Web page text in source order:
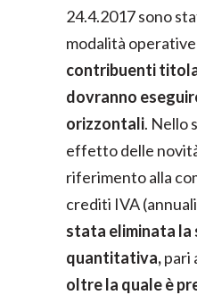
24.4.2017 sono
modalità
contribuenti
dovranno
orizzontali. Nello
effetto delle
riferimento alla
crediti IVA
stata eliminata la
quantitativa,pari
oltre la quale è